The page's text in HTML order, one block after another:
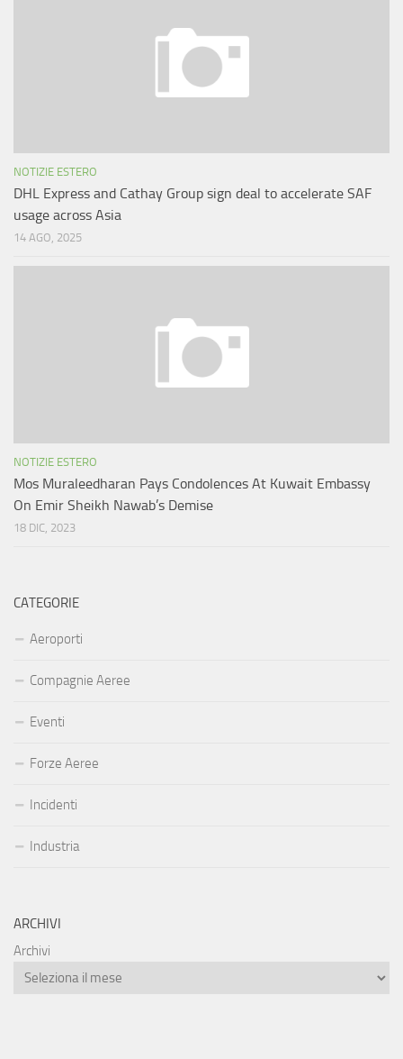
NOTIZIE ESTERO
DHL Express and Cathay Group sign deal to accelerate SAF
usage across Asia
14 AGO, 2025
NOTIZIE ESTERO
Mos Muraleedharan Pays Condolences At Kuwait Embassy
On Emir Sheikh Nawab’s Demise
18 DIC, 2023
CATEGORIE
Aeroporti
Compagnie Aeree
Eventi
Forze Aeree
Incidenti
Industria
ARCHIVI
Archivi